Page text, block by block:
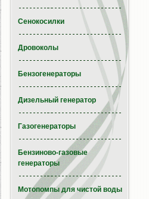
Сенокосилки
Дровоколы
Бензогенераторы
Дизельный генератор
Газогенераторы
Бензиново-газовые
генераторы
Мотопомпы для чистой воды